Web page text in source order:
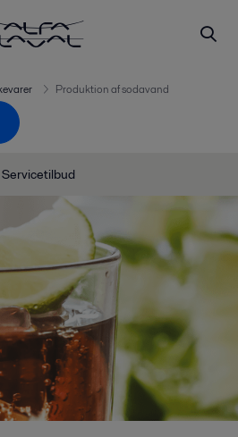
Produktion af sodavand
Servicetilbud